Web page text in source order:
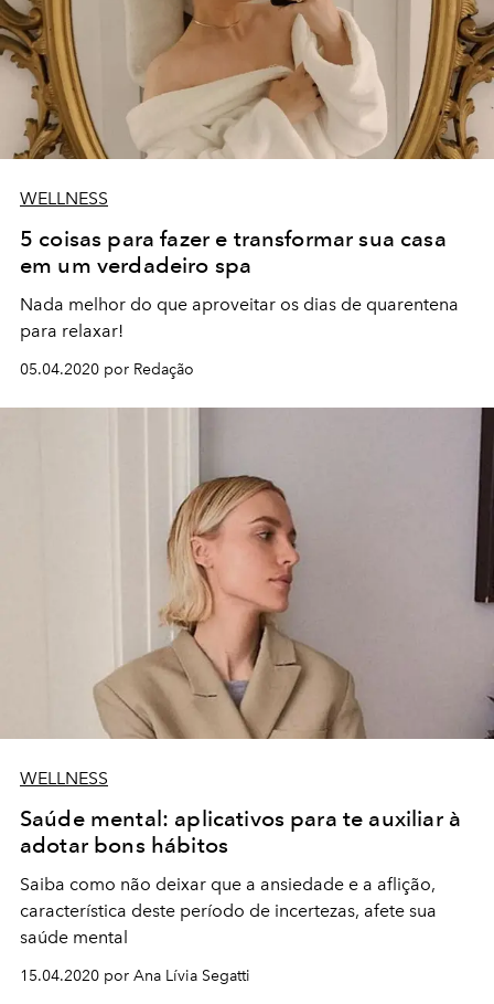
WELLNESS
5 coisas para fazer e transformar sua casa
em um verdadeiro spa
Nada melhor do que aproveitar os dias de quarentena
para relaxar!
05.04.2020 por Redação
WELLNESS
Saúde mental: aplicativos para te auxiliar à
adotar bons hábitos
Saiba como não deixar que a ansiedade e a aflição,
característica deste período de incertezas, afete sua
saúde mental
15.04.2020 por Ana Lívia Segatti